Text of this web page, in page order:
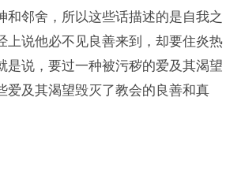
和邻舍，所以这些话描述的是自我之
上说他必不见良善来到，却要住炎热
是说，要过一种被污秽的爱及其渴望
爱及其渴望毁灭了教会的良善和真